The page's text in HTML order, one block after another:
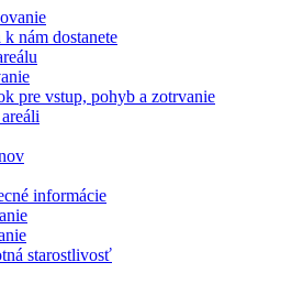
k nám dostanete
pre vstup, pohyb a zotrvanie
informácie
starostlivosť